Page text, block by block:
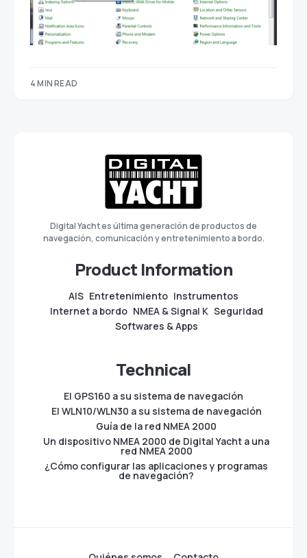
4 MIN READ
Digital Yacht es última generación de productos de
navegación, comunicación y entretenimiento a bordo.
Product Information
AIS Entretenimiento Instrumentos
Internet a bordo NMEA & Signal K Seguridad
Softwares & Apps
Technical
El GPS160 a su sistema de navegación
El WLN10/WLN30 a su sistema de navegación
Guía de la red NMEA 2000
Un dispositivo NMEA 2000 de Digital Yacht a una
red NMEA 2000
¿Cómo configurar las aplicaciones y programas
de navegación?